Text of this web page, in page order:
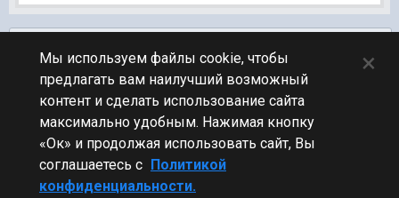
ПЕРЕЙТИ К СПИСКУ ТЕМ
Обсуждение Мира Кораблей
Стиль
Мы используем файлы cookie, чтобы
предлагать вам наилучший возможный
контент и сделать использование сайта
максимально удобным. Нажимая кнопку
«Ок» и продолжая использовать сайт, Вы
соглашаетесь с Политикой
конфиденциальности.
×